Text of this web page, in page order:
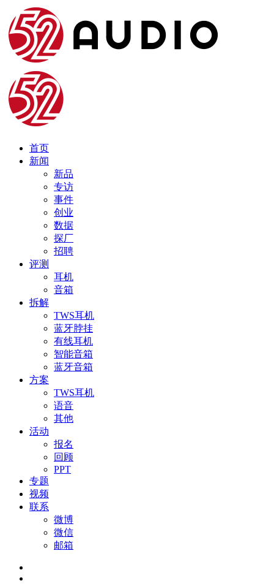
首页
新闻
新品
专访
事件
创业
数据
探厂
招聘
评测
耳机
音箱
拆解
TWS耳机
蓝牙脖挂
有线耳机
智能音箱
蓝牙音箱
方案
TWS耳机
语音
其他
活动
报名
回顾
PPT
专题
视频
联系
微博
微信
邮箱